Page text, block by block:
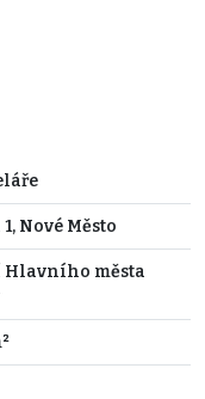
Nové Město
Hlavního města